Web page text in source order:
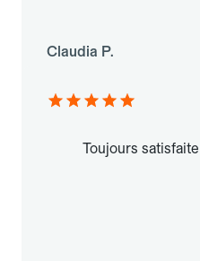
Claudia P.
Toujours